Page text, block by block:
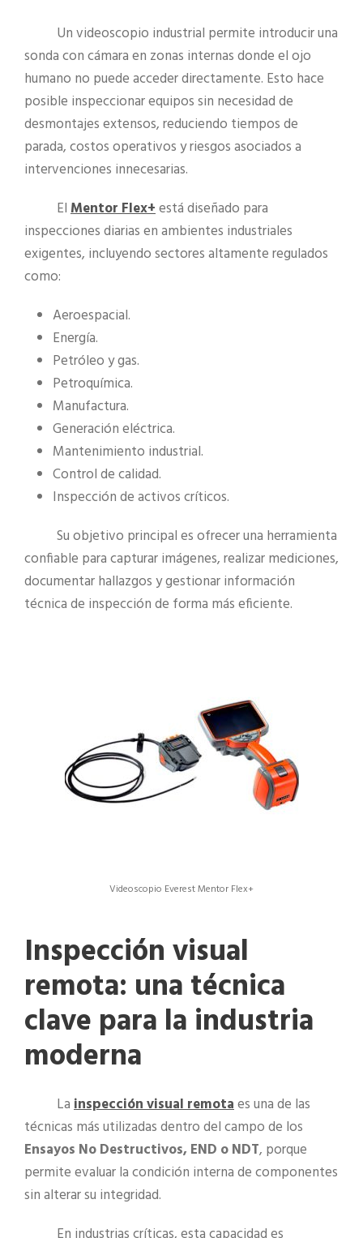
Un videoscopio industrial permite introducir una
sonda con cámara en zonas internas donde el ojo
humano no puede acceder directamente. Esto hace
posible inspeccionar equipos sin necesidad de
desmontajes extensos, reduciendo tiempos de
parada, costos operativos y riesgos asociados a
intervenciones innecesarias.
ElMentor Flex+está diseñado para
inspecciones diarias en ambientes industriales
exigentes, incluyendo sectores altamente regulados
como:
Aeroespacial.
Energía.
Petróleo y gas.
Petroquímica.
Manufactura.
Generación eléctrica.
Mantenimiento industrial.
Control de calidad.
Inspección de activos críticos.
Su objetivo principal es ofrecer una herramienta
confiable para capturar imágenes, realizar mediciones,
documentar hallazgos y gestionar información
técnica de inspección de forma más eficiente.
Videoscopio Everest Mentor Flex+
Inspección visual
remota: una técnica
clave para la industria
moderna
Lainspección visual remotaes una de las
técnicas más utilizadas dentro del campo de los
Ensayos No Destructivos, END o NDT, porque
permite evaluar la condición interna de componentes
sin alterar su integridad.